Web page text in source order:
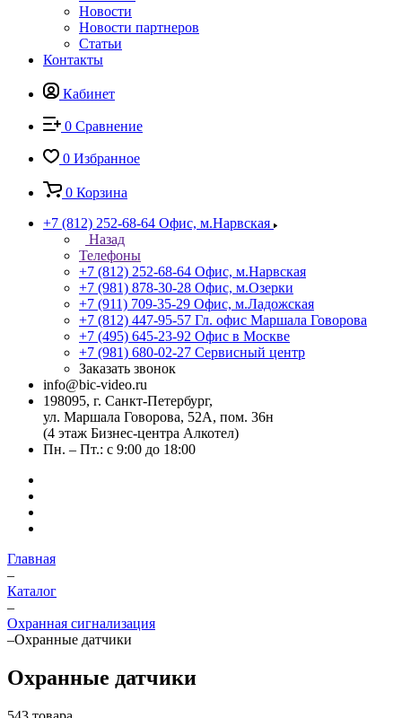
Новости
Новости партнеров
Статьи
Контакты
Кабинет
0 Сравнение
0 Избранное
0 Корзина
+7 (812) 252-68-64 Офис, м.Нарвская
Назад
Телефоны
+7 (812) 252-68-64 Офис, м.Нарвская
+7 (981) 878-30-28 Офис, м.Озерки
+7 (911) 709-35-29 Офис, м.Ладожская
+7 (812) 447-95-57 Гл. офис Маршала Говорова
+7 (495) 645-23-92 Офис в Москве
+7 (981) 680-02-27 Сервисный центр
Заказать звонок
info@bic-video.ru
198095, г. Санкт-Петербург,
ул. Маршала Говорова, 52А, пом. 36н
(4 этаж Бизнес-центра Алкотел)
Пн. – Пт.: с 9:00 до 18:00
Главная
–
Каталог
–
Охранная сигнализация
–Охранные датчики
Охранные датчики